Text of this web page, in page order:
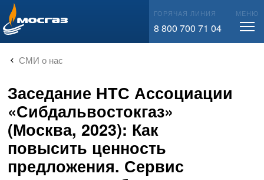
info@mos-gaz.ru ГОРЯЧАЯ ЛИНИЯ
8 800 700 71 04
МЕНЮ
СМИ о нас
Заседание НТС Ассоциации
«Сибдальвостокгаз»
(Москва, 2023): Как
повысить ценность
предложения. Сервис